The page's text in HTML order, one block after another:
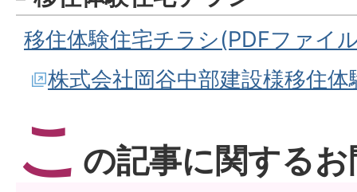
移住体験住宅チラシ(PDFファイ
株式会社岡谷中部建設様移住
こ の記事に関する